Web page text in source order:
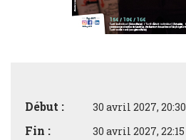
Début : 30 avril 2027, 20:30
Fin : 30 avril 2027, 22:15